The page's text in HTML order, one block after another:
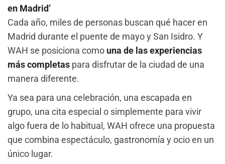
en Madrid’
Cada año, miles de personas buscan qué hacer en
Madrid durante el puente de mayo y San Isidro. Y
WAH se posiciona como una de las experiencias
más completas para disfrutar de la ciudad de una
manera diferente.
Ya sea para una celebración, una escapada en
grupo, una cita especial o simplemente para vivir
algo fuera de lo habitual, WAH ofrece una propuesta
que combina espectáculo, gastronomía y ocio en un
único lugar.